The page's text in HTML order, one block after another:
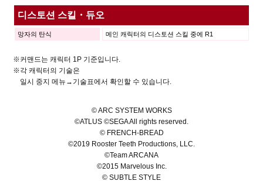
디스토션 스킬・듀오
망자의 탄식 메인 캐릭터의 디스토션 스킬 중에 R1
※커맨드는 캐릭터 1P 기준입니다.
※각 캐릭터의 기술은
일시 중지 메뉴→기술표에서 확인할 수 있습니다.
© ARC SYSTEM WORKS
©ATLUS ©SEGA All rights reserved.
© FRENCH-BREAD
©2019 Rooster Teeth Productions, LLC.
©Team ARCANA
©2015 Marvelous Inc.
© SUBTLE STYLE